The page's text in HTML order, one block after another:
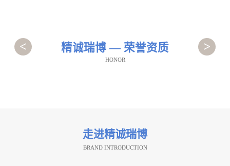
精诚瑞博 — 荣誉资质
HONOR
< >
走进精诚瑞博
BRAND INTRODUCTION